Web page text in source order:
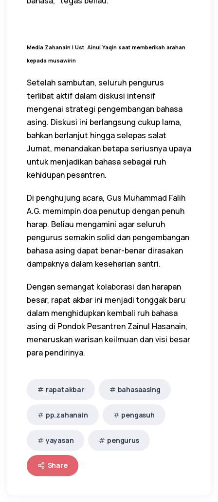
Media Zahanain I Ust. Ainul Yaqin saat memberikah arahan
kepada musawirin
Setelah sambutan, seluruh pengurus
terlibat aktif dalam diskusi intensif
mengenai strategi pengembangan bahasa
asing. Diskusi ini berlangsung cukup lama,
bahkan berlanjut hingga selepas salat
Jumat, menandakan betapa seriusnya upaya
untuk menjadikan bahasa sebagai ruh
kehidupan pesantren.
Di penghujung acara, Gus Muhammad Falih
A.G. memimpin doa penutup dengan penuh
harap. Beliau mengamini agar seluruh
pengurus semakin solid dan pengembangan
bahasa asing dapat benar-benar dirasakan
dampaknya dalam keseharian santri.
Dengan semangat kolaborasi dan harapan
besar, rapat akbar ini menjadi tonggak baru
dalam menghidupkan kembali ruh bahasa
asing di Pondok Pesantren Zainul Hasanain,
meneruskan warisan keilmuan dan visi besar
para pendirinya.
rapatakbar bahasaasing
pp.zahanain pengasuh
yayasan pengurus
Share